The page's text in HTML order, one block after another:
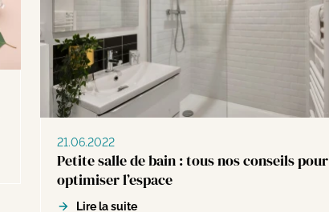
21.06.2022
Petite salle de bain : tous nos conseils pour
optimiser l’espace
Lire la suite